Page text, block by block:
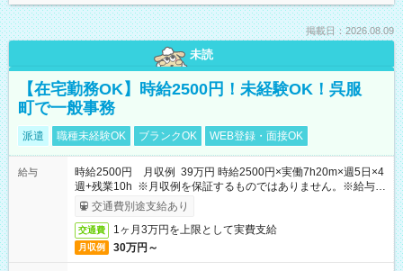
掲載日：2026.08.09
未読
【在宅勤務OK】時給2500円！未経験OK！呉服
町で一般事務
派遣 職種未経験OK ブランクOK WEB登録・面接OK
給与
時給2500円 月収例 39万円 時給2500円×実働7h20m×週5日×4
週+残業10h ※月収例を保証するものではありません。※給与即
受取りサービス利用可（利用条件有）
交通費別途支給あり
交通費 1ヶ月3万円を上限として実費支給
月収例 30万円～